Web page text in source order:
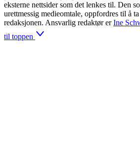
eksterne nettsider som det lenkes til. Den
urettmessig medieomtale, oppfordres til å
redaksjonen. Ansvarlig redaktør er Ine
til toppen